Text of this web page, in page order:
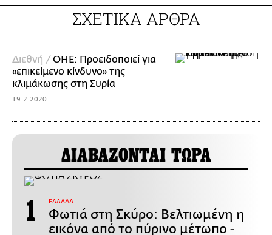
ΣΧΕΤΙΚΑ ΑΡΘΡΑ
Διεθνή /ΟΗΕ: Προειδοποιεί για
«επικείμενο κίνδυνο» της
κλιμάκωσης στη Συρία
19.2.2020
ΔΙΑΒΑΖΟΝΤΑΙ ΤΩΡΑ
ΕΛΛΑΔΑ
Φωτιά στη Σκύρο: Βελτιωμένη η
εικόνα από το πύρινο μέτωπο -